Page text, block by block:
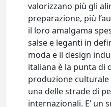
valorizzano più gli
preparazione, più
il loro amalgama
salse e leganti in
moda e il design
italiana è la punta di
produzione culturale
una delle strade di
internazionali. E’ un